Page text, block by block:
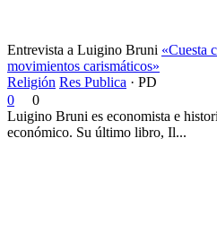
Entrevista a Luigino Bruni «Cuesta
movimientos carismáticos»
Religión Res Publica · PD
0
0
Luigino Bruni es economista e
económico. Su último libro, Il...